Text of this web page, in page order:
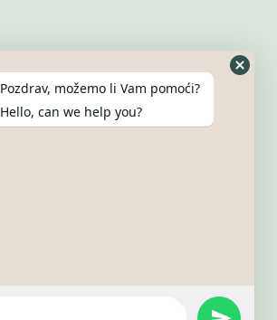
Pozdrav, možemo li Vam pomoći?
Hello, can we help you?